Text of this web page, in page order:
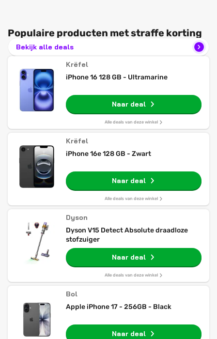
Populaire producten met straffe korting
Bekijk alle deals
Krëfel
iPhone 16 128 GB - Ultramarine
Naar deal
Alle deals van deze winkel
Krëfel
iPhone 16e 128 GB - Zwart
Naar deal
Alle deals van deze winkel
Dyson
Dyson V15 Detect Absolute draadloze
stofzuiger
Naar deal
Alle deals van deze winkel
Bol
Apple iPhone 17 - 256GB - Black
Naar deal